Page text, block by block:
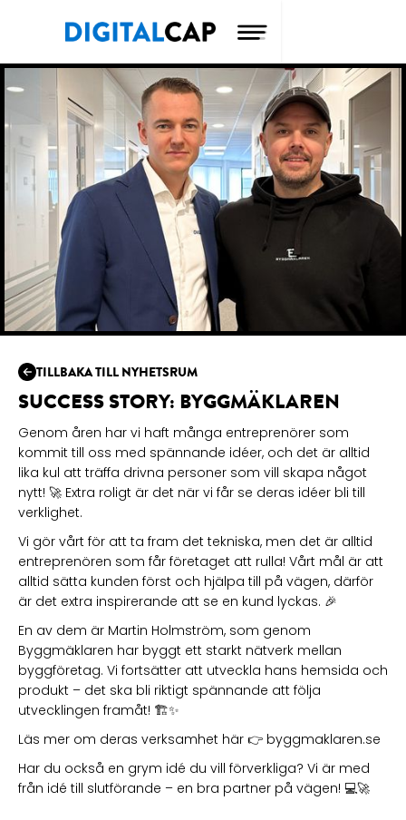
TILLBAKA TILL NYHETSRUM
SUCCESS STORY: BYGGMÄKLAREN
Genom åren har vi haft många entreprenörer som
kommit till oss med spännande idéer, och det är alltid
lika kul att träffa drivna personer som vill skapa något
nytt! 🚀 Extra roligt är det när vi får se deras idéer bli till
verklighet.
Vi gör vårt för att ta fram det tekniska, men det är alltid
entreprenören som får företaget att rulla! Vårt mål är att
alltid sätta kunden först och hjälpa till på vägen, därför
är det extra inspirerande att se en kund lyckas. 🎉
En av dem är Martin Holmström, som genom
Byggmäklaren har byggt ett starkt nätverk mellan
byggföretag. Vi fortsätter att utveckla hans hemsida och
produkt – det ska bli riktigt spännande att följa
utvecklingen framåt! 🏗️✨
Läs mer om deras verksamhet här 👉 byggmaklaren.se
Har du också en grym idé du vill förverkliga? Vi är med
från idé till slutförande – en bra partner på vägen! 💻🚀